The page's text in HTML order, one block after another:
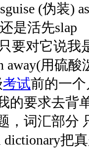
(伪装) as a
是活先slap
它说我是
away(用硫酸
考试前的一个
要求去背
汇部分
把真